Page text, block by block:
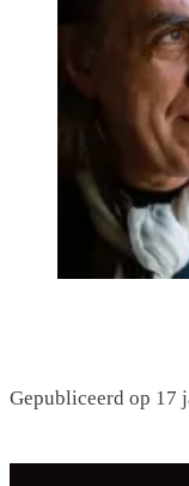
Gepubliceerd op 17